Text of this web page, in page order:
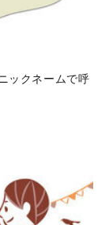
ックネームで呼